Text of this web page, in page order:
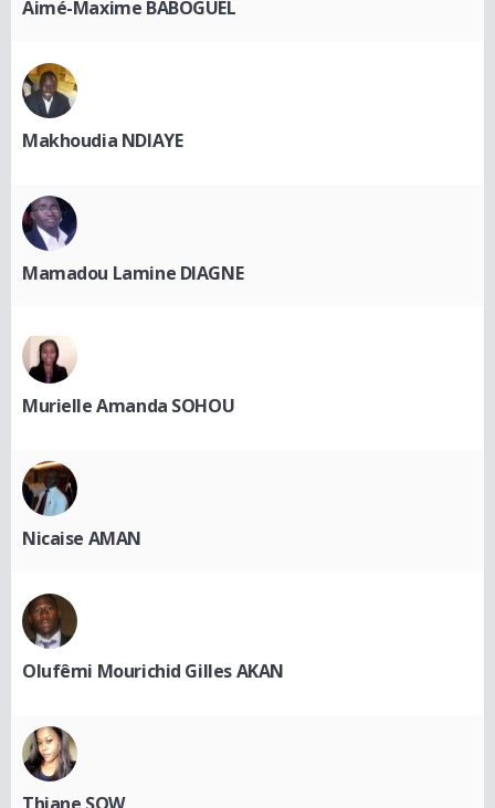
Aimé-Maxime BABOGUEL
Makhoudia NDIAYE
Mamadou Lamine DIAGNE
Murielle Amanda SOHOU
Nicaise AMAN
Olufêmi Mourichid Gilles AKAN